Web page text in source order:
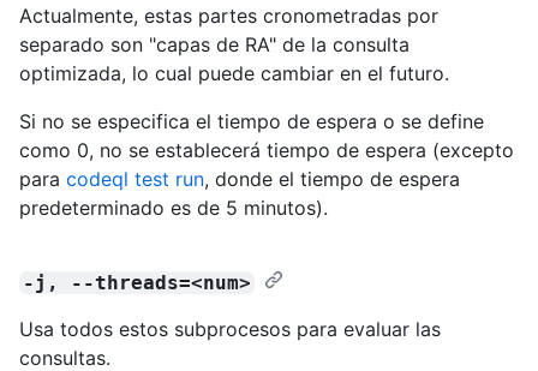
Actualmente, estas partes cronometradas por
separado son "capas de RA" de la consulta
optimizada, lo cual puede cambiar en el futuro.
Si no se especifica el tiempo de espera o se define
como 0, no se establecerá tiempo de espera (excepto
para codeql test run, donde el tiempo de espera
predeterminado es de 5 minutos).
-j, --threads=<num>
Usa todos estos subprocesos para evaluar las
consultas.